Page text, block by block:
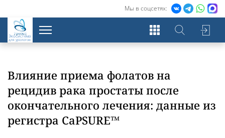
Мы в соцсетях:
Экосистема
для урологов
Влияние приема фолатов на
рецидив рака простаты после
окончательного лечения: данные из
регистра CaPSURE™